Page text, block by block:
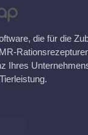
die für die
Ihres